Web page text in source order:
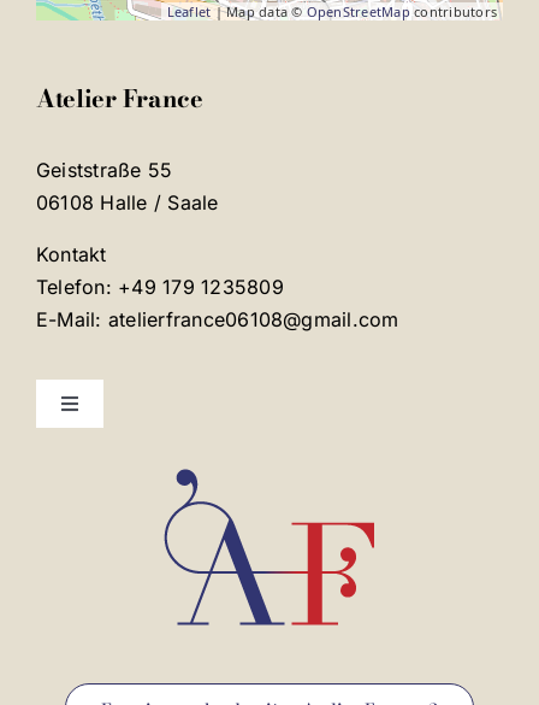
Leaflet | Map data © OpenStreetMap contributors
Atelier France
Geiststraße 55
06108 Halle / Saale
Kontakt
Telefon: +49 179 1235809
E-Mail: atelierfrance06108@gmail.com
Toggle
Mentions légales